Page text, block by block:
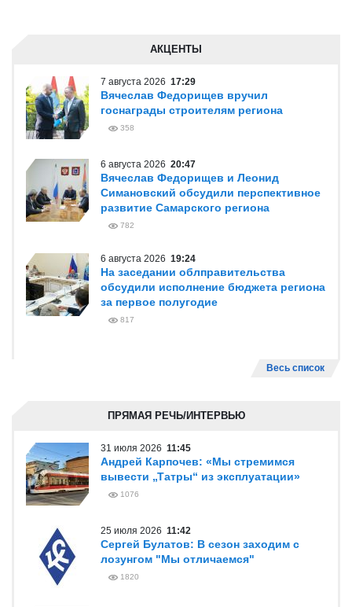
АКЦЕНТЫ
7 августа 2026 17:29
Вячеслав Федорищев вручил
госнаграды строителям региона
358
6 августа 2026 20:47
Вячеслав Федорищев и Леонид
Симановский обсудили перспективное
развитие Самарского региона
782
6 августа 2026 19:24
На заседании облправительства
обсудили исполнение бюджета региона
за первое полугодие
817
Весь список
ПРЯМАЯ РЕЧЬ/ИНТЕРВЬЮ
31 июля 2026 11:45
Андрей Карпочев: «Мы стремимся
вывести „Татры“ из эксплуатации»
1076
25 июля 2026 11:42
Сергей Булатов: В сезон заходим с
лозунгом "Мы отличаемся"
1820